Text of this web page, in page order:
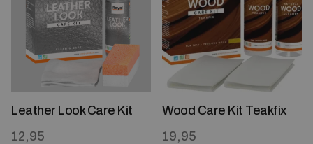
Leather Look Care Kit
12,95
Wood Care Kit Teakfix
19,95